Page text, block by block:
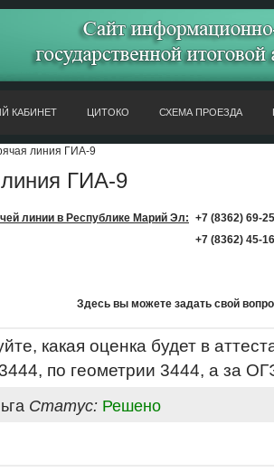
КАБИНЕТ ЦИТОКО СХЕМА ПРОЕЗДА
линия ГИА-9
ГИА-9
линии в Республике Марий Эл: +7 (8362) 69-
+7 (8362) 45-
Здесь вы можете задать свой
какая оценка будет в
по геометрии 3444, а за
Статус: Решено